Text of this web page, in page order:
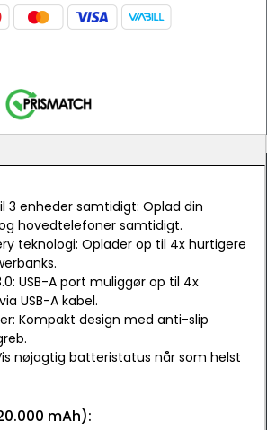
3 enheder samtidigt: Oplad din
hovedtelefoner samtidigt.
teknologi: Oplader op til 4x hurtigere
USB-A port muliggør op til 4x
USB-A kabel.
Kompakt design med anti-slip
nøjagtig batteristatus når som helst
mAh):